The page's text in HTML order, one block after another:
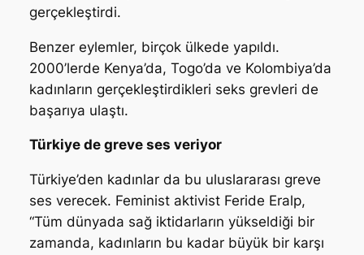
gerçekleştirdi.
Benzer eylemler, birçok ülkede yapıldı.
2000’lerde Kenya’da, Togo’da ve Kolombiya’da
kadınların gerçekleştirdikleri seks grevleri de
başarıya ulaştı.
Türkiye de greve ses veriyor
Türkiye’den kadınlar da bu uluslararası greve
ses verecek. Feminist aktivist Feride Eralp,
“Tüm dünyada sağ iktidarların yükseldiği bir
zamanda, kadınların bu kadar büyük bir karşı